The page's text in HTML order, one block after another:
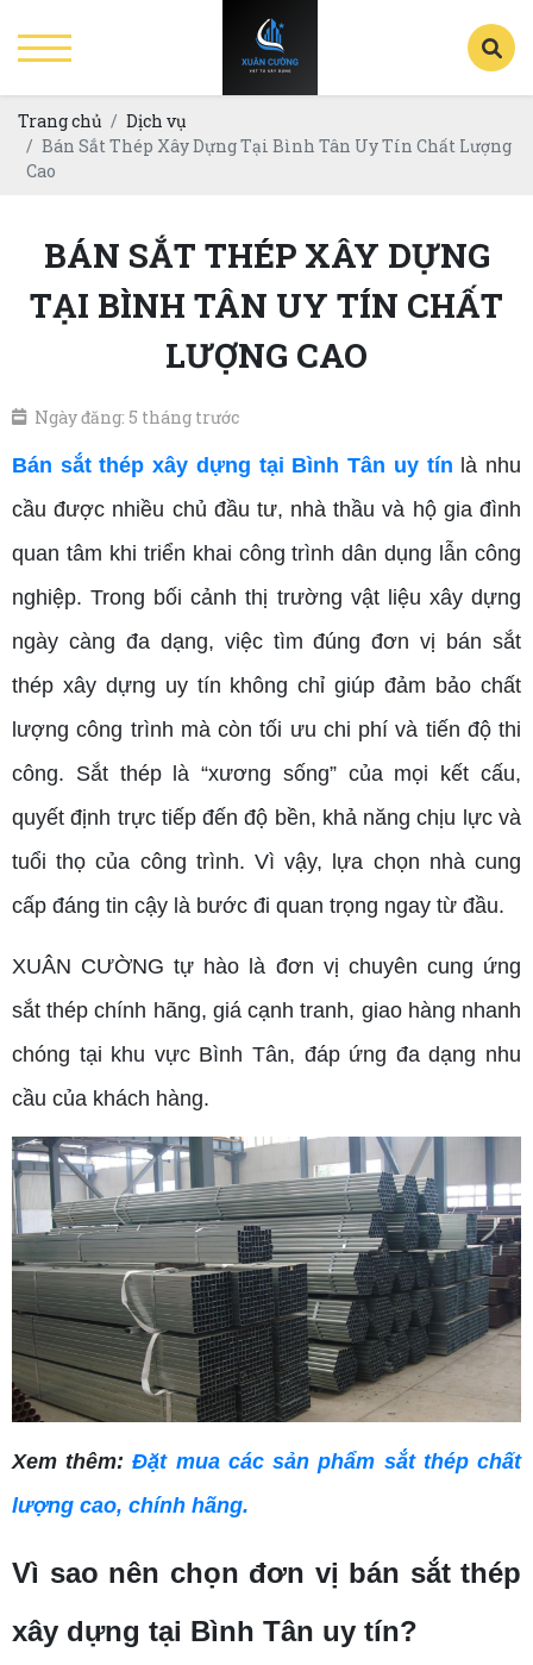
Trang chủ
Dịch vụ
Bán Sắt Thép Xây Dựng Tại Bình Tân Uy Tín Chất Lượng
Cao
BÁN SẮT THÉP XÂY DỰNG
TẠI BÌNH TÂN UY TÍN CHẤT
LƯỢNG CAO
Ngày đăng: 5 tháng trước
Bán sắt thép xây dựng tại Bình Tân uy tín là nhu
cầu được nhiều chủ đầu tư, nhà thầu và hộ gia đình
quan tâm khi triển khai công trình dân dụng lẫn công
nghiệp. Trong bối cảnh thị trường vật liệu xây dựng
ngày càng đa dạng, việc tìm đúng đơn vị bán sắt
thép xây dựng uy tín không chỉ giúp đảm bảo chất
lượng công trình mà còn tối ưu chi phí và tiến độ thi
công. Sắt thép là “xương sống” của mọi kết cấu,
quyết định trực tiếp đến độ bền, khả năng chịu lực và
tuổi thọ của công trình. Vì vậy, lựa chọn nhà cung
cấp đáng tin cậy là bước đi quan trọng ngay từ đầu.
XUÂN CƯỜNG tự hào là đơn vị chuyên cung ứng
sắt thép chính hãng, giá cạnh tranh, giao hàng nhanh
chóng tại khu vực Bình Tân, đáp ứng đa dạng nhu
cầu của khách hàng.
Xem thêm:Đặt mua các sản phẩm sắt thép chất
lượng cao, chính hãng.
Vì sao nên chọn đơn vị bán sắt thép
xây dựng tại Bình Tân uy tín?